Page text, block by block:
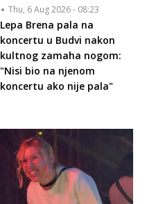
Thu, 6 Aug 2026 - 08:23
Lepa Brena pala na
koncertu u Budvi nakon
kultnog zamaha nogom:
"Nisi bio na njenom
koncertu ako nije pala"